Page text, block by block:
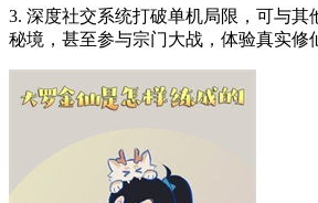
3. 深度社交系统打破单机局限，可与其
秘境，甚至参与宗门大战，体验真实修